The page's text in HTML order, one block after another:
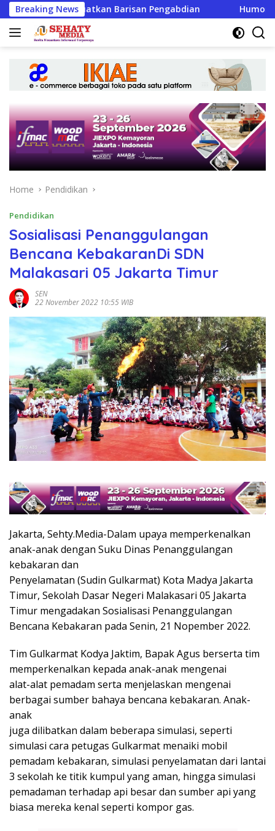
Skip
to
content
Breaking NewsBarisan Pengabdian Humoriezt Siap Jadi
Home Pendidikan
Pendidikan
Sosialisasi Penanggulangan
Bencana KebakaranDi SDN
Malakasari 05 Jakarta Timur
SEN
22 November 2022 10:55 WIB
Jakarta, Sehty.Media-Dalam upaya memperkenalkan
anak-anak dengan Suku Dinas Penanggulangan
kebakaran dan
Penyelamatan (Sudin Gulkarmat) Kota Madya Jakarta
Timur, Sekolah Dasar Negeri Malakasari 05 Jakarta
Timur mengadakan Sosialisasi Penanggulangan
Bencana Kebakaran pada Senin, 21 Nopember 2022.
Tim Gulkarmat Kodya Jaktim, Bapak Agus berserta tim
memperkenalkan kepada anak-anak mengenai
alat-alat pemadam serta menjelaskan mengenai
berbagai sumber bahaya bencana kebakaran. Anak-
anak
juga dilibatkan dalam beberapa simulasi, seperti
simulasi cara petugas Gulkarmat menaiki mobil
pemadam kebakaran, simulasi penyelamatan dari lantai
3 sekolah ke titik kumpul yang aman, hingga simulasi
pemadaman terhadap api besar dan sumber api yang
biasa mereka kenal seperti kompor gas.